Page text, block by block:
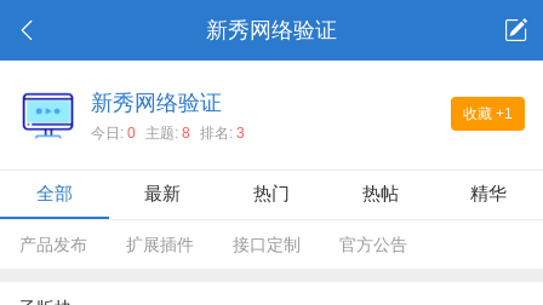
新秀网络验证
收藏 +1
新秀网络验证
今日: 0 主题: 8 排名: 3
全部 最新 热门 热帖 精华
产品发布 扩展插件 接口定制 官方公告